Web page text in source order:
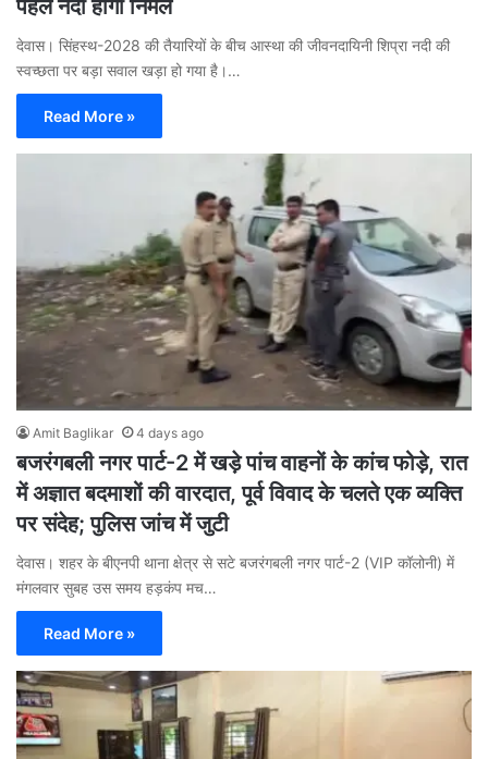
पहले नदी होगी निर्मल
देवास। सिंहस्थ-2028 की तैयारियों के बीच आस्था की जीवनदायिनी शिप्रा नदी की
स्वच्छता पर बड़ा सवाल खड़ा हो गया है।…
Read More »
Amit Baglikar 4 days ago
बजरंगबली नगर पार्ट-2 में खड़े पांच वाहनों के कांच फोड़े, रात
में अज्ञात बदमाशों की वारदात, पूर्व विवाद के चलते एक व्यक्ति
पर संदेह; पुलिस जांच में जुटी
देवास। शहर के बीएनपी थाना क्षेत्र से सटे बजरंगबली नगर पार्ट-2 (VIP कॉलोनी) में
मंगलवार सुबह उस समय हड़कंप मच…
Read More »